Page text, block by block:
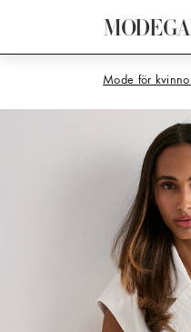
MODEGA
Mode för